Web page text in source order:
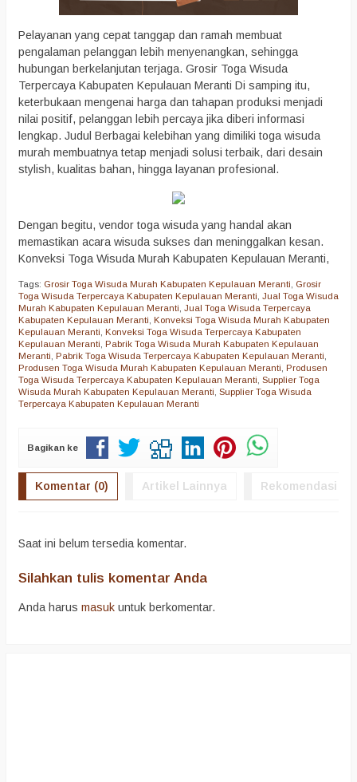
Pelayanan yang cepat tanggap dan ramah membuat
pengalaman pelanggan lebih menyenangkan, sehingga
hubungan berkelanjutan terjaga. Grosir Toga Wisuda
Terpercaya Kabupaten Kepulauan Meranti Di samping itu,
keterbukaan mengenai harga dan tahapan produksi menjadi
nilai positif, pelanggan lebih percaya jika diberi informasi
lengkap. Judul Berbagai kelebihan yang dimiliki toga wisuda
murah membuatnya tetap menjadi solusi terbaik, dari desain
stylish, kualitas bahan, hingga layanan profesional.
Dengan begitu, vendor toga wisuda yang handal akan
memastikan acara wisuda sukses dan meninggalkan kesan.
Konveksi Toga Wisuda Murah Kabupaten Kepulauan Meranti,
Tags: Grosir Toga Wisuda Murah Kabupaten Kepulauan Meranti
Grosir
Toga Wisuda Terpercaya Kabupaten Kepulauan Meranti Jual Toga Wisuda
Murah Kabupaten Kepulauan Meranti Jual Toga Wisuda Terpercaya
Kabupaten Kepulauan Meranti
Konveksi Toga Wisuda Murah Kabupaten
Kepulauan Meranti
Konveksi Toga Wisuda Terpercaya Kabupaten
Kepulauan Meranti
Pabrik Toga Wisuda Murah Kabupaten Kepulauan
Meranti
Pabrik Toga Wisuda Terpercaya Kabupaten Kepulauan Meranti
Produsen Toga Wisuda Murah Kabupaten Kepulauan Meranti
Produsen
Toga Wisuda Terpercaya Kabupaten Kepulauan Meranti Supplier Toga
Wisuda Murah Kabupaten Kepulauan Meranti Supplier Toga Wisuda
Terpercaya Kabupaten Kepulauan Meranti
Bagikan ke
Komentar (0) Artikel Lainnya Rekomendasi
Saat ini belum tersedia komentar.
Silahkan tulis komentar Anda
Anda harus masuk untuk berkomentar.